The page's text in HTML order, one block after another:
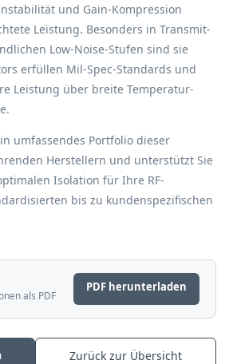
und Gain-Kompression
Leistung. Besonders in Transmit-
Low-Noise-Stufen sind sie
erfüllen Mil-Spec-Standards und
Leistung über breite Temperatur-
umfassendes Portfolio dieser
Herstellern und unterstützt Sie
Isolation für Ihre RF-
bis zu kundenspezifischen
als PDF
PDF herunterladen
Zurück zur Übersicht